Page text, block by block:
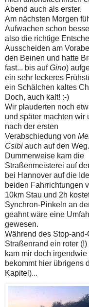
Abend auch als erster.
Am nächsten Morgen
Aufwachen schon
also die richtige
Ausscheiden am
den Beinen und hatte
fast... bis aufGino)
ein sehr leckeres
ein Schälchen kaltes
Doch, auch kalt! :-)
Wir plauderten noch
und später machten wir
nach der ersten
Verabschiedung von
Csibi auch auf den Weg.
Dummerweise kam die
Straßenmeisterei auf
bei Hannover auf die
beiden Fahrrichtungen
10km Stau und 2h
Synchron-Pinkeln an
geahnt wäre eine
gewesen.
Während des Stop-
Straßenrand ein roter
kam mir doch
bekommt hier übrigens
Kapitel)...